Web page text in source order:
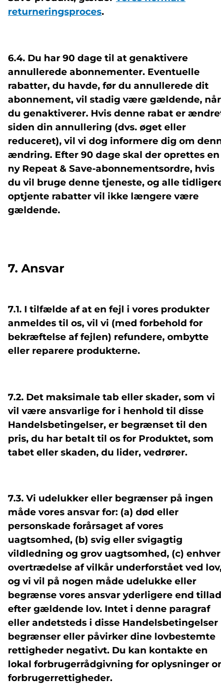
returneringsproces.
6.4. Du har 90 dage til at genaktivere
annullerede abonnementer. Eventuelle
rabatter, du havde, før du annullerede dit
abonnement, vil stadig være gældende, når
du genaktiverer. Hvis denne rabat er
siden din annullering (dvs. øget eller
reduceret), vil vi dog informere dig om
ændring. Efter 90 dage skal der oprettes en
ny Repeat & Save-abonnementsordre, hvis
du vil bruge denne tjeneste, og alle
optjente rabatter vil ikke længere være
gældende.
7. Ansvar
7.1. I tilfælde af at en fejl i vores produkter
anmeldes til os, vil vi (med forbehold for
bekræftelse af fejlen) refundere, ombytte
eller reparere produkterne.
7.2. Det maksimale tab eller skader, som vi
vil være ansvarlige for i henhold til disse
Handelsbetingelser, er begrænset til den
pris, du har betalt til os for Produktet, som
tabet eller skaden, du lider, vedrører.
7.3. Vi udelukker eller begrænser på ingen
måde vores ansvar for: (a) død eller
personskade forårsaget af vores
uagtsomhed, (b) svig eller svigagtig
vildledning og grov uagtsomhed, (c) enhver
overtrædelse af vilkår underforstået ved
og vi vil på nogen måde udelukke eller
begrænse vores ansvar yderligere end
efter gældende lov. Intet i denne paragraf
eller andetsteds i disse Handelsbetingelser
begrænser eller påvirker dine lovbestemte
rettigheder negativt. Du kan kontakte en
lokal forbrugerrådgivning for oplysninger
forbrugerrettigheder.